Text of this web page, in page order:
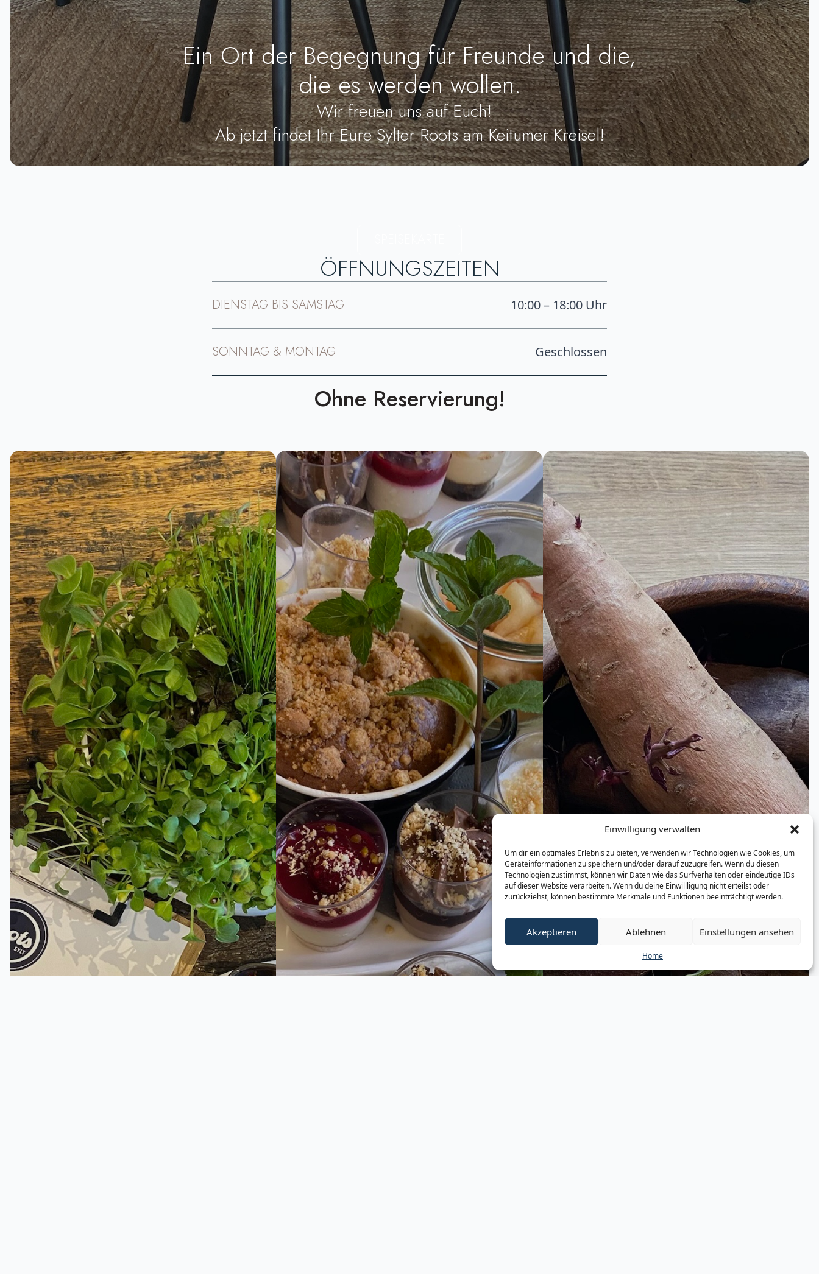
Einwilligung verwalten
Um dir ein optimales Erlebnis zu bieten, verwenden wir Technologien wie Cookies, um
Geräteinformationen zu speichern und/oder darauf zuzugreifen. Wenn du diesen
Technologien zustimmst, können wir Daten wie das Surfverhalten oder eindeutige IDs
auf dieser Website verarbeiten. Wenn du deine Einwillligung nicht erteilst oder
zurückziehst, können bestimmte Merkmale und Funktionen beeinträchtigt werden.
Akzeptieren Ablehnen Einstellungen ansehen
Home
Ein Ort der Begegnung für Freunde und die,
die es werden wollen.
Wir freuen uns auf Euch!
Ab jetzt findet Ihr Eure Sylter Roots am Keitumer Kreisel!
ÖFFNUNGSZEITEN
DIENSTAG BIS SAMSTAG 10:00 – 18:00 Uhr
SONNTAG & MONTAG Geschlossen
Ohne Reservierung!